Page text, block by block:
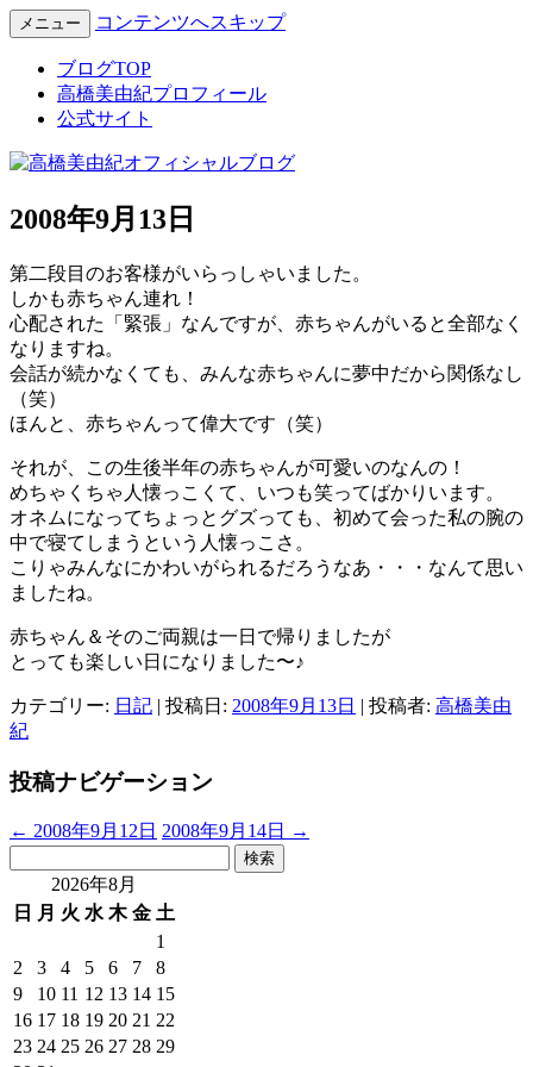
高橋美由紀オフィシャルブロ
グ
Miyuki Takahashi Official Blog
メニュー コンテンツへスキップ
ブログTOP
高橋美由紀プロフィール
公式サイト
2008年9月13日
第二段目のお客様がいらっしゃいました。
しかも赤ちゃん連れ！
心配された「緊張」なんですが、赤ちゃんがいると全部なく
なりますね。
会話が続かなくても、みんな赤ちゃんに夢中だから関係なし
（笑）
ほんと、赤ちゃんって偉大です（笑）
それが、この生後半年の赤ちゃんが可愛いのなんの！
めちゃくちゃ人懐っこくて、いつも笑ってばかりいます。
オネムになってちょっとグズっても、初めて会った私の腕の
中で寝てしまうという人懐っこさ。
こりゃみんなにかわいがられるだろうなあ・・・なんて思い
ましたね。
赤ちゃん＆そのご両親は一日で帰りましたが
とっても楽しい日になりました〜♪
カテゴリー: 日記 | 投稿日: 2008年9月13日 | 投稿者: 高橋美由
紀
投稿ナビゲーション
← 2008年9月12日 2008年9月14日
→
2026年8月
日
月 火 水 木 金 土
1
2
3 4 5 6 7
8
9
10 11 12 13 14 15
16 17 18 19 20 21 22
23 24 25 26 27 28 29